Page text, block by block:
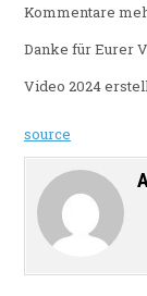
Kommentare
Danke für Eurer
Video 2024
source